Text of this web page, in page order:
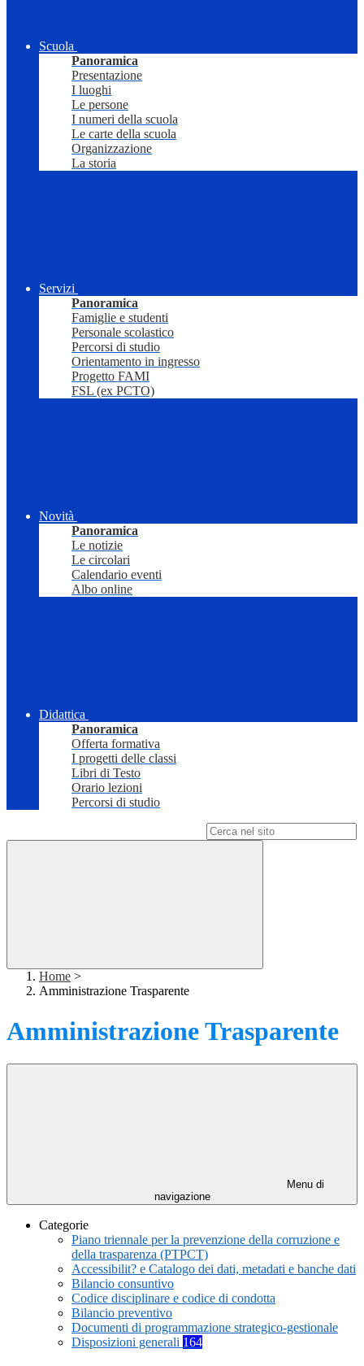
Scuola
Panoramica
Presentazione
I luoghi
Le persone
I numeri della scuola
Le carte della scuola
Organizzazione
La storia
Servizi
Panoramica
Famiglie e studenti
Personale scolastico
Percorsi di studio
Orientamento in ingresso
Progetto FAMI
FSL (ex PCTO)
Novità
Panoramica
Le notizie
Le circolari
Calendario eventi
Albo online
Didattica
Panoramica
Offerta formativa
I progetti delle classi
Libri di Testo
Orario lezioni
Percorsi di studio
Home >
Amministrazione Trasparente
Amministrazione Trasparente
Menu di
navigazione
Categorie
Piano triennale per la prevenzione della corruzione e
della trasparenza (PTPCT)
Accessibilit? e Catalogo dei dati, metadati e banche dati
Bilancio consuntivo
Codice disciplinare e codice di condotta
Bilancio preventivo
Documenti di programmazione strategico-gestionale
Disposizioni generali 164